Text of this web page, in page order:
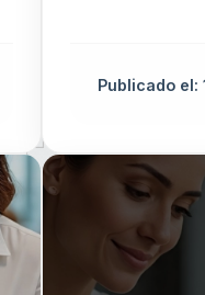
Publicado el: